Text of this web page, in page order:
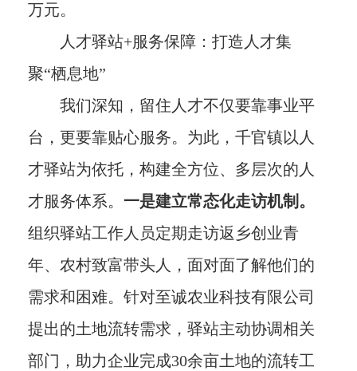
万元。
人才驿站+服务保障：打造人才集
聚“栖息地”
我们深知，留住人才不仅要靠事业平
台，更要靠贴心服务。为此，千官镇以人
才驿站为依托，构建全方位、多层次的人
才服务体系。 一是建立常态化走访机制。
组织驿站工作人员定期走访返乡创业青
年、农村致富带头人，面对面了解他们的
需求和困难。针对至诚农业科技有限公司
提出的土地流转需求，驿站主动协调相关
部门，助力企业完成30余亩土地的流转工